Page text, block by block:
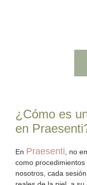
¿Cómo es
en
En Praesenti, no
como
nosotros, cada